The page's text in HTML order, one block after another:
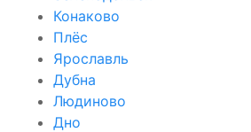
Конаково
Плёс
Ярославль
Дубна
Людиново
Дно